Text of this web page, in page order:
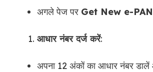
अगले पेज पर Get New e-PAN
आधार नंबर दर्ज करें:
अपना 12 अंकों का आधार नंबर